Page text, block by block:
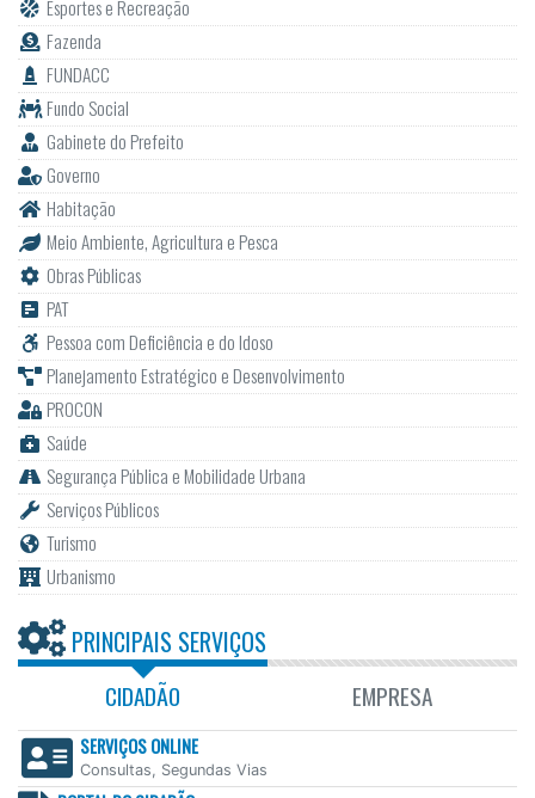
Esportes e Recreação
Fazenda
FUNDACC
Fundo Social
Gabinete do Prefeito
Governo
Habitação
Meio Ambiente, Agricultura e Pesca
Obras Públicas
PAT
Pessoa com Deficiência e do Idoso
Planejamento Estratégico e Desenvolvimento
PROCON
Saúde
Segurança Pública e Mobilidade Urbana
Serviços Públicos
Turismo
Urbanismo
PRINCIPAIS SERVIÇOS
CIDADÃO EMPRESA
SERVIÇOS ONLINE
Consultas, Segundas Vias